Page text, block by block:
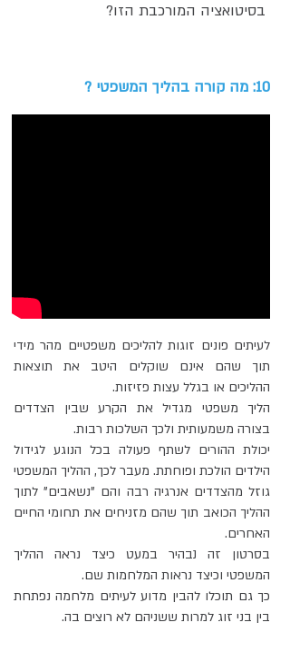
בסיטואציה המורכבת הזו?
10: מה קורה בהליך המשפטי ?
לעיתים פונים זוגות להליכים משפטיים מהר מידי
תוך שהם אינם שוקלים היטב את תוצאות
ההליכים או בגלל עצות פזיזות.
הליך משפטי מגדיל את הקרע שבין הצדדים
בצורה משמעותית ולכך השלכות רבות.
יכולת ההורים לשתף פעולה בכל הנוגע לגידול
הילדים הולכת ופוחתת. מעבר לכך, ההליך המשפטי
גוזל מהצדדים אנרגיה רבה והם "נשאבים" לתוך
ההליך הכואב תוך שהם מזניחים את תחומי החיים
האחרים.
בסרטון זה נבהיר במעט כיצד נראה ההליך
המשפטי וכיצד נראות המלחמות שם.
כך גם תוכלו להבין מדוע לעיתים מלחמה נפתחת
בין בני זוג למרות ששניהם לא רוצים בה.